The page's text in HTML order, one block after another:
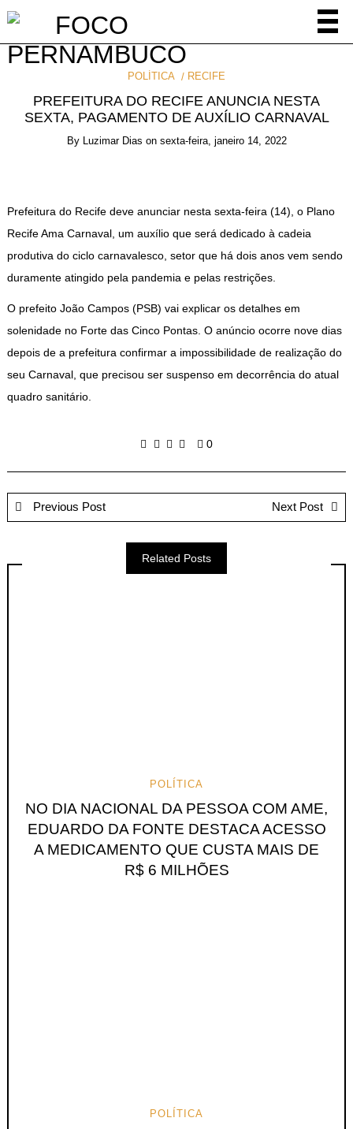
POLÍTICA RECIFE
PREFEITURA DO RECIFE ANUNCIA NESTA
SEXTA, PAGAMENTO DE AUXÍLIO CARNAVAL
By Luzimar Dias on sexta-feira, janeiro 14, 2022
Prefeitura do Recife deve anunciar nesta sexta-feira (14), o Plano
Recife Ama Carnaval, um auxílio que será dedicado à cadeia
produtiva do ciclo carnavalesco, setor que há dois anos vem sendo
duramente atingido pela pandemia e pelas restrições.
O prefeito João Campos (PSB) vai explicar os detalhes em
solenidade no Forte das Cinco Pontas. O anúncio ocorre nove dias
depois de a prefeitura confirmar a impossibilidade de realização do
seu Carnaval, que precisou ser suspenso em decorrência do atual
quadro sanitário.
0
Previous Post Next Post
Related Posts
POLÍTICA
NO DIA NACIONAL DA PESSOA COM AME,
EDUARDO DA FONTE DESTACA ACESSO
A MEDICAMENTO QUE CUSTA MAIS DE
R$ 6 MILHÕES
POLÍTICA